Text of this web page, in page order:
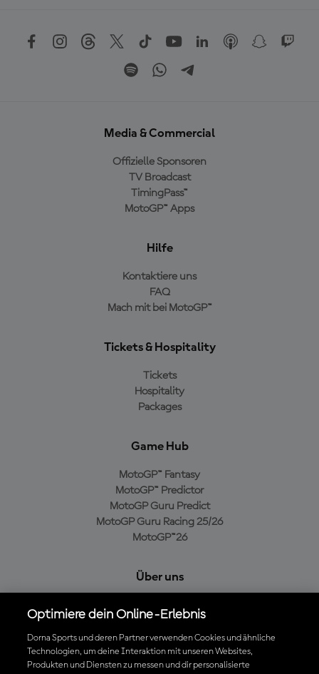
Media & Commercial
Offizielle Sponsoren
TV Broadcast
TimingPass™
MotoGP™ Apps
Hilfe
Kontaktiere uns
FAQ
Mach mit bei MotoGP™
Tickets & Hospitality
Tickets
Hospitality
Packages
Game Hub
MotoGP™ Fantasy
MotoGP™ Predictor
MotoGP Guru Predict
MotoGP Guru Racing 25/26
MotoGP™26
Über uns
Cookie-Richtlinien
Geschäftsbedingungen
Datenschutzrichtlinien
Kaufrichtlinie
Optimiere dein Online-Erlebnis
Dorna Sports und deren Partner verwenden Cookies und ähnliche
Technologien, um deine Interaktion mit unseren Websites,
Produkten und Diensten zu messen und dir personalisierte